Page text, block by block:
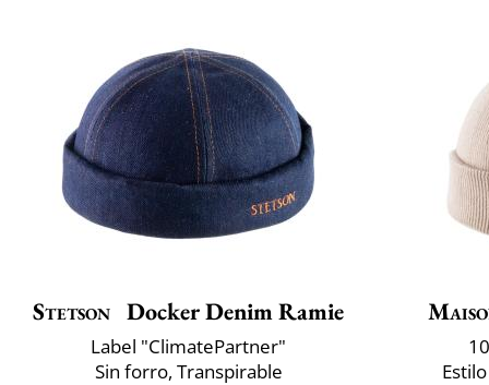
Stetson Docker Denim Ramie
Label "ClimatePartner"
Sin forro, Transpirable